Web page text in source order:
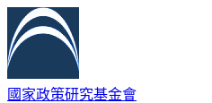
國家政策研究基金會